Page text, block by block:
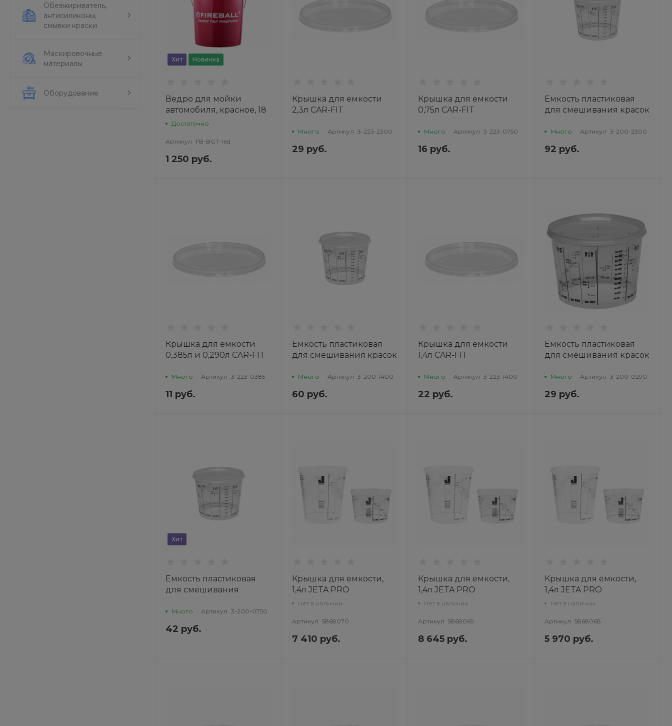
Обезжириватель,
антисиликоны,
смывки краски
Маскировочные
материалы
Оборудование
Хит Новинка
Ведро для мойки
автомобиля, красное, 18
л Достаточно
Артикул FB-BGT-red
1 250 руб.
Крышка для емкости
2,3л CAR-FIT
Много Артикул 3-223-2300
29 руб.
Крышка для емкости
0,75л CAR-FIT
Много Артикул 3-223-0750
16 руб.
Емкость пластиковая
для смешивания красок
Много Артикул 3-200-2300
92 руб.
Крышка для емкости
0,385л и 0,290л CAR-FIT
Много Артикул 3-223-0385
11 руб.
Емкость пластиковая
для смешивания красок
Много Артикул 3-200-1400
60 руб.
Крышка для емкости
1,4л CAR-FIT
Много Артикул 3-223-1400
22 руб.
Емкость пластиковая
для смешивания красок
FITМного Артикул 3-200-0290
29 руб.
Хит
Емкость пластиковая
для смешивания
0,75л CarFit
Много Артикул 3-200-0750
42 руб.
Крышка для емкости,
1,4л JETA PRO
Нет в наличии
Артикул 5868070
7 410 руб.
Крышка для емкости,
1,4л JETA PRO
Нет в наличии
Артикул 5868069
8 645 руб.
Крышка для емкости,
1,4л JETA PRO
Нет в наличии
Артикул 5868068
5 970 руб.